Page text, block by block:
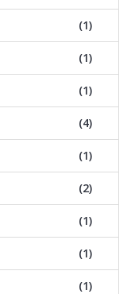
(1)
(1)
(1)
(4)
(1)
(2)
(1)
(1)
(1)